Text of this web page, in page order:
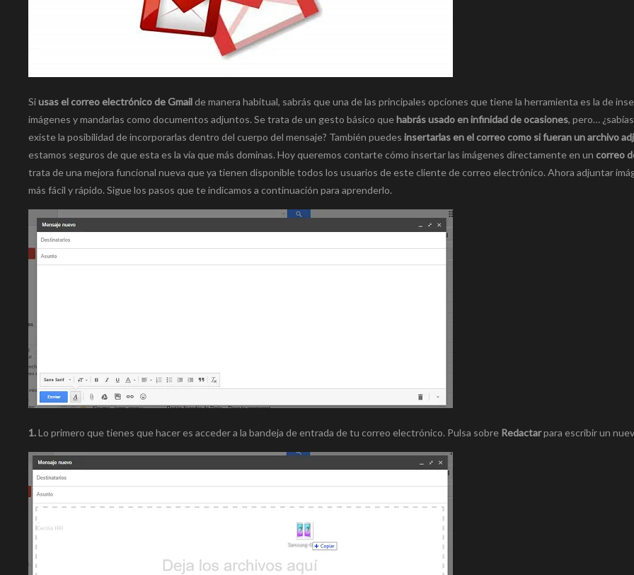
Siusas el correo electrónico de Gmailde manera habitual, sabrás que una de las principales opciones que tiene la herramienta es la de
imágenes y mandarlas como documentos adjuntos. Se trata de un gesto básico que habrás usado en infinidad de ocasiones, pero…
existe la posibilidad de incorporarlas dentro del cuerpo del mensaje? También puedes insertarlas en el correo como si fueran un archivo
estamos seguros de que esta es la vía que más dominas. Hoy queremos contarte cómo insertar las imágenes directamente en un correo
trata de una mejora funcional nueva que ya tienen disponible todos los usuarios de este cliente de correo electrónico. Ahora adjuntar
más fácil y rápido. Sigue los pasos que te indicamos a continuación para aprenderlo.
1.Lo primero que tienes que hacer es acceder a la bandeja de entrada de tu correo electrónico. Pulsa sobre Redactarpara escribir un